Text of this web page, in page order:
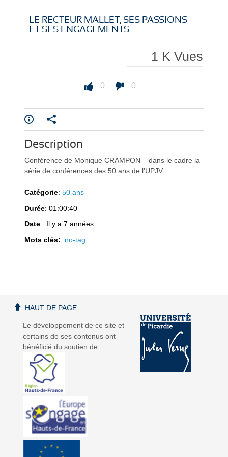
i
r
e
v
i
r
e
v
LE RECTEUR MALLET, SES PASSIONS
ET SES ENGAGEMENTS
1 K Vues
0 0
Description
Conférence de Monique CRAMPON – dans le cadre la
série de conférences des 50 ans de l’UPJV.
Catégorie:50 ans
Durée: 01:00:40
Date: Il y a 7 années
Mots clés: no-tag
Le développement de ce site et
certains de ses contenus ont
bénéficié du soutien de :
HAUT DE PAGE